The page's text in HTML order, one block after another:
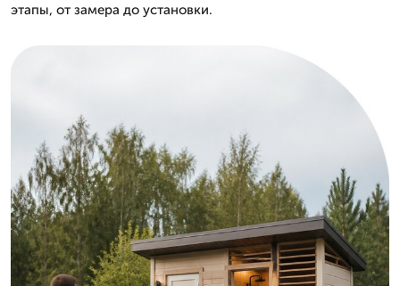
этапы, от замера до установки.